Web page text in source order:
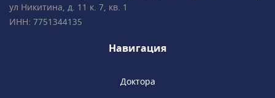
ул Никитина, д. 11 к. 7, кв. 1
ИНН: 7751344135
Навигация
Доктора